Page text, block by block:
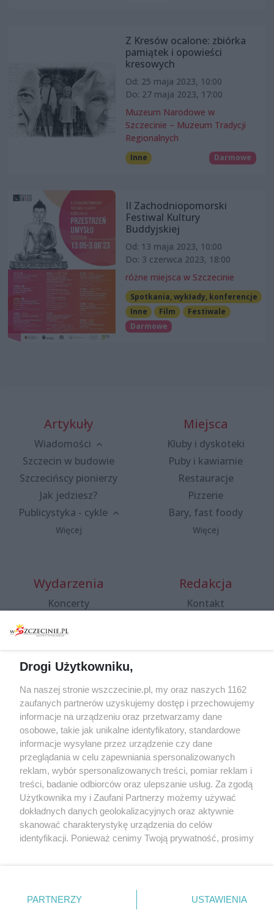
Z Kresów ocalone: zbiórka
pamiątek i opowieści
kresowych
Od: 25 maja 2023, 10:00
Do: 27 maja 2023, 17:00
Muzeum Narodowe w
Szczecinie – Muzeum Tradycji
Regionalnych
Inne Darmowe
II Zachodniopomorski
Festiwal Kultury
Buddyjskiej
Od: 13 maja 2023, 10:00
Do: 3 czerwca 2023, 18:00
różne miejsca w Szczecinie
Spotkania, wykłady, konferencje
Inne
Film
Festiwale
Darmowe
Artykuły
Wiadomości
Szczecin w budowie
Szczecińscy pionierzy
Jak jedziesz?
Publicystyka - cykle
Więcej
Miejsca
Kluby i dyskoteki
Puby i kawiarnie
Restauracje
Pizzerie
Bary, fast foody
Więcej
Wydarzenia
Koncerty
Spacery i oprowadzania
targi
Wernisaże
Więcej
Redakcja
Kontakt
Specjalny koncert z okazji
20. urodzin portalu
wSzczecinie.pl
Regulamin konkursów
śniadaniówka "Hej
Szczecin! Jest piątek!"
Partnerzy
Praca Szczecin
Drogi Użytkowniku,
Na naszej stronie wszczecinie.pl, my oraz naszych 1162
zaufanych partnerów uzyskujemy dostęp i przechowujemy
informacje na urządzeniu oraz przetwarzamy dane
osobowe, takie jak unikalne identyfikatory, standardowe
informacje wysyłane przez urządzenie czy dane
przeglądania w celu zapewniania spersonalizowanych
reklam, wybór spersonalizowanych treści, pomiar reklam i
treści, badanie odbiorców oraz ulepszanie usług. Za zgodą
Użytkownika my i Zaufani Partnerzy możemy używać
dokładnych danych geolokalizacyjnych oraz aktywnie
skanować charakterystykę urządzenia do celów
identyfikacji. Ponieważ cenimy Twoją prywatność, prosimy
prywatności znajdujący się w lewym dolnym rogu strony
. Niektóre rodzaje przetwarzania danych nie wymagają
PARTNERZY USTAWIENIA